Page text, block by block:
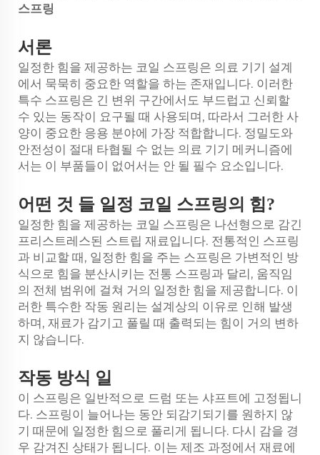
스프링
서론
일정한 힘을 제공하는 코일 스프링은 의료 기기 설계
에서 묵묵히 중요한 역할을 하는 존재입니다. 이러한
특수 스프링은 긴 변위 구간에서도 부드럽고 신뢰할
수 있는 동작이 요구될 때 사용되며, 따라서 그러한 사
양이 중요한 응용 분야에 가장 적합합니다. 정밀도와
안전성이 절대 타협될 수 없는 의료 기기 메커니즘에
서는 이 부품들이 없어서는 안 될 필수 요소입니다.
어떤 것 들 일정 코일 스프링의 힘?
일정한 힘을 제공하는 코일 스프링은 나선형으로 감긴
프리스트레스된 스트립 재료입니다. 전통적인 스프링
과 비교할 때, 일정한 힘을 주는 스프링은 가변적인 방
식으로 힘을 분산시키는 전통 스프링과 달리, 움직임
의 전체 범위에 걸쳐 거의 일정한 힘을 제공합니다. 이
러한 특수한 작동 원리는 설계상의 이유로 인해 발생
하며, 재료가 감기고 풀릴 때 출력되는 힘이 거의 변하
지 않습니다.
작동 방식 일
이 스프링은 일반적으로 드럼 또는 샤프트에 고정됩니
다. 스프링이 늘어나는 동안 되감기되기를 원하지 않
기 때문에 일정한 힘으로 풀리게 됩니다. 다시 감을 경
우 감겨진 상태가 됩니다. 이는 제조 과정에서 재료에